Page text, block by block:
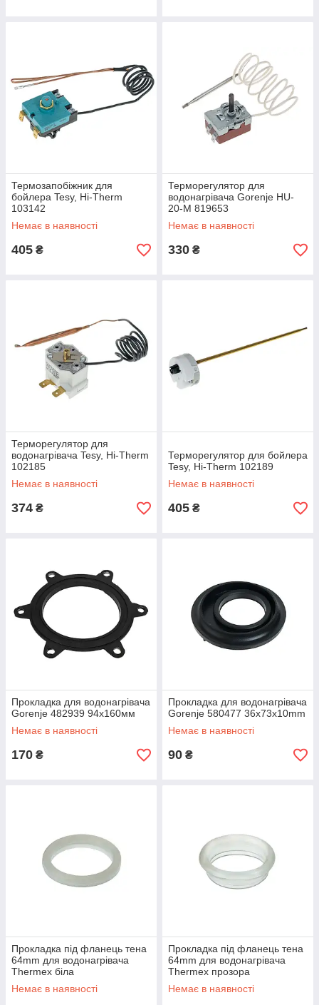
Термозапобіжник для
бойлера Tesy, Hi-Therm
103142
Немає в наявності
405 ₴
Терморегулятор для
водонагрівача Gorenje HU-
20-M 819653
Немає в наявності
330 ₴
Терморегулятор для
водонагрівача Tesy, Hi-Therm
102185
Немає в наявності
374 ₴
Терморегулятор для бойлера
Tesy, Hi-Therm 102189
Немає в наявності
405 ₴
Прокладка для водонагрівача
Gorenje 482939 94х160мм
Немає в наявності
170 ₴
Прокладка для водонагрівача
Gorenje 580477 36x73x10mm
Немає в наявності
90 ₴
Прокладка під фланець тена
64mm для водонагрівача
Thermex біла
Немає в наявності
Прокладка під фланець тена
64mm для водонагрівача
Thermex прозора
Немає в наявності